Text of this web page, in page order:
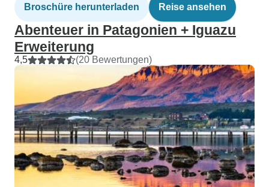
Broschüre herunterladen Reise ansehen
Abenteuer in Patagonien + Iguazu
Erweiterung
4,5 (20 Bewertungen)